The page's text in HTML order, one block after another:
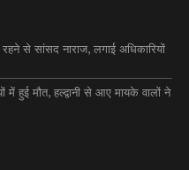
से सांसद नाराज, लगाई अधिकारियों
में हुई मौत, हल्द्वानी से आए मायके वालों ने